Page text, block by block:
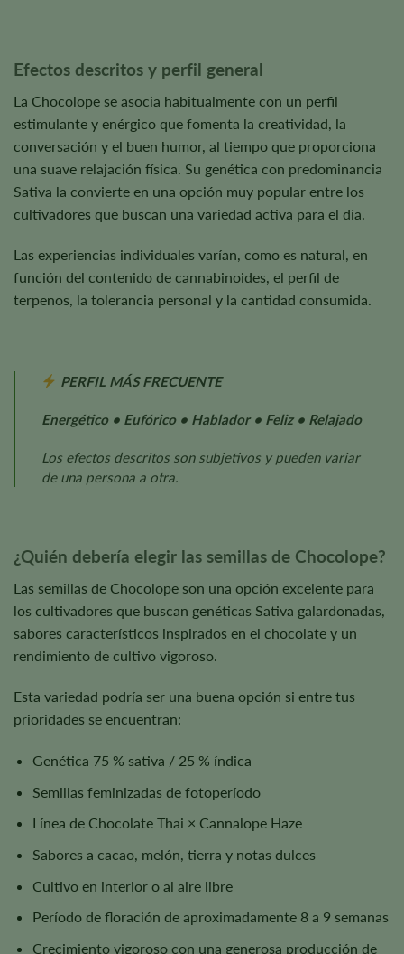
Efectos descritos y perfil general
La Chocolope se asocia habitualmente con un perfil
estimulante y enérgico que fomenta la creatividad, la
conversación y el buen humor, al tiempo que proporciona
una suave relajación física. Su genética con predominancia
Sativa la convierte en una opción muy popular entre los
cultivadores que buscan una variedad activa para el día.
Las experiencias individuales varían, como es natural, en
función del contenido de cannabinoides, el perfil de
terpenos, la tolerancia personal y la cantidad consumida.
PERFIL MÁS FRECUENTE
Energético • Eufórico • Hablador • Feliz • Relajado
Los efectos descritos son subjetivos y pueden variar
de una persona a otra.
¿Quién debería elegir las semillas de Chocolope?
Las semillas de Chocolope son una opción excelente para
los cultivadores que buscan genéticas Sativa galardonadas,
sabores característicos inspirados en el chocolate y un
rendimiento de cultivo vigoroso.
Esta variedad podría ser una buena opción si entre tus
prioridades se encuentran:
Genética 75 % sativa / 25 % índica
Semillas feminizadas de fotoperíodo
Línea de Chocolate Thai × Cannalope Haze
Sabores a cacao, melón, tierra y notas dulces
Cultivo en interior o al aire libre
Período de floración de aproximadamente 8 a 9 semanas
Crecimiento vigoroso con una generosa producción de